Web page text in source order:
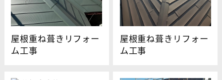
屋根重ね葺きリフォー
ム工事
屋根重ね葺きリフォー
ム工事